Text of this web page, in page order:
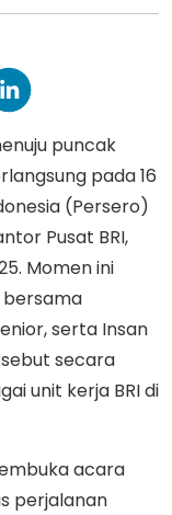
puncak
pada 16
(Persero)
Pusat BRI,
Momen ini
bersama
serta Insan
secara
unit kerja BRI di
acara
perjalanan